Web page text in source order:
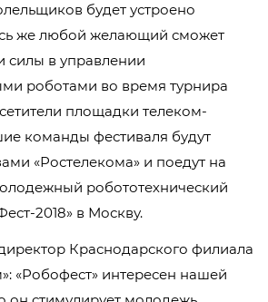
будет устроено
же любой желающий сможет
силы в управлении
роботами во время турнира
площадки телеком-
команды фестиваля будут
«Ростелекома» и поедут на
робототехнический
2018» в Москву.
Краснодарского филиала
«Робофест» интересен нашей